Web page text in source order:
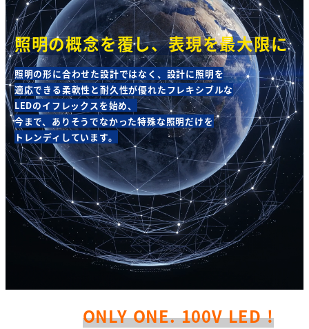
動
照明の概念を覆し、表現を最大限に
照明の形に合わせた設計ではなく、設計に照明を
適応できる柔軟性と耐久性が優れたフレキシブルな
LEDのイフレックスを始め、
今まで、ありそうでなかった特殊な照明だけを
トレンディしています。
ONLY ONE. 100V LED !